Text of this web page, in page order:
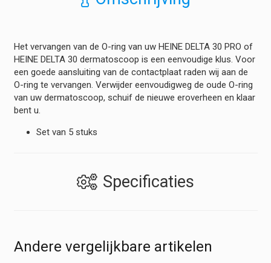
Het vervangen van de O-ring van uw HEINE DELTA 30 PRO of
HEINE DELTA 30 dermatoscoop is een eenvoudige klus. Voor
een goede aansluiting van de contactplaat raden wij aan de
O-ring te vervangen. Verwijder eenvoudigweg de oude O-ring
van uw dermatoscoop, schuif de nieuwe eroverheen en klaar
bent u.
Set van 5 stuks
Specificaties
Andere vergelijkbare artikelen